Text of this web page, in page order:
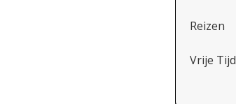
Reizen
Vrije Tijd